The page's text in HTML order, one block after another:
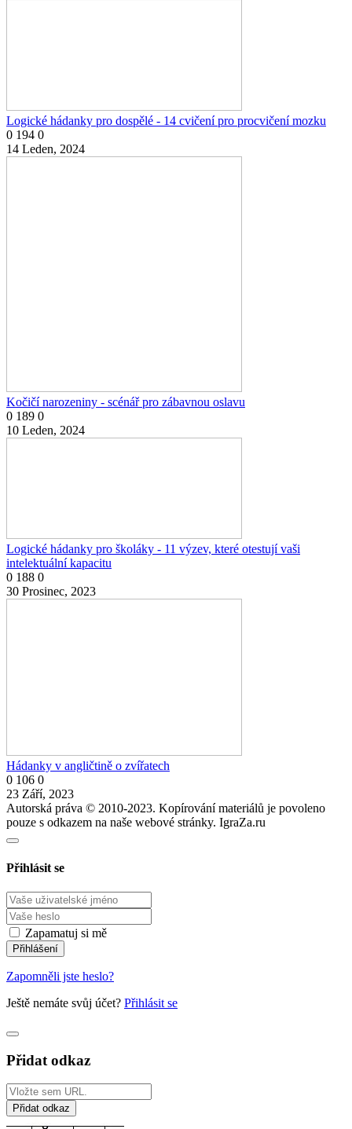
Logické hádanky pro dospělé - 14 cvičení pro procvičení mozku
0 194 0
14 Leden, 2024
Kočičí narozeniny - scénář pro zábavnou oslavu
0 189 0
10 Leden, 2024
Logické hádanky pro školáky - 11 výzev, které otestují vaši
intelektuální kapacitu
0 188 0
30 Prosinec, 2023
Hádanky v angličtině o zvířatech
0 106 0
23 Září, 2023
Autorská práva © 2010-2023. Kopírování materiálů je povoleno
pouze s odkazem na naše webové stránky. IgraZa.ru
Přihlásit se
Zapamatuj si mě
Zapomněli jste heslo?
Ještě nemáte svůj účet? Přihlásit se
Přidat odkaz
Přidat odkaz